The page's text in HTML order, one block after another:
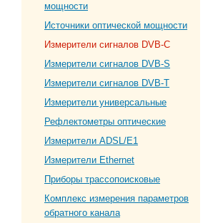
мощности
Источники оптической мощности
Измерители сигналов DVB-C
Измерители сигналов DVB-S
Измерители сигналов DVB-T
Измерители универсальные
Рефлектометры оптические
Измерители ADSL/E1
Измерители Ethernet
Приборы трассопоисковые
Комплекс измерения параметров
обратного канала